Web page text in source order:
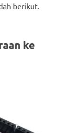
berikut.
ke